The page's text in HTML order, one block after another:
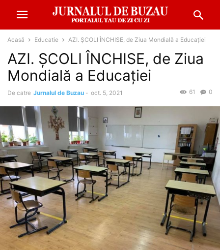
Acasă Educatie AZI. ȘCOLI ÎNCHISE, de Ziua Mondială a Educației
AZI. ȘCOLI ÎNCHISE, de Ziua
Mondială a Educației
De catre Jurnalul de Buzau - oct. 5, 2021 0
61